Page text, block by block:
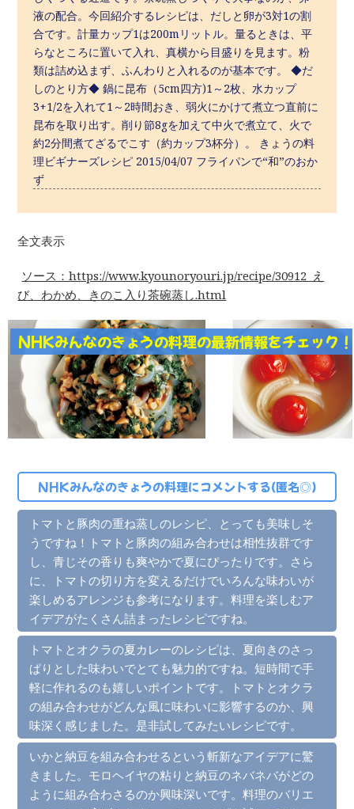
液の配合。今回紹介するレシピは、だしと卵が3対1の割
合です。計量カップ1は200mリットル。量るときは、平
らなところに置いて入れ、真横から目盛りを見ます。粉
類は詰め込まず、ふんわりと入れるのが基本です。 ◆だ
しのとり方◆ 鍋に昆布（5cm四方)1～2枚、水カップ
3+1/2を入れて1～2時間おき、弱火にかけて煮立つ直前に
昆布を取り出す。削り節8gを加えて中火で煮立て、火で
約2分間煮てざるでこす（約カップ3杯分）。 きょうの料
理ビギナーズレシピ 2015/04/07 フライパンで“和”のおか
ず
全文表示
ソース：https://www.kyounoryouri.jp/recipe/30912_え
び、わかめ、きのこ入り茶碗蒸し.html
NHKみんなのきょうの料理の最新情報をチェック
NHKみんなのきょうの料理にコメントする(匿名◎)
トマトと豚肉の重ね蒸しのレシピ、とっても美味しそ
うですね！トマトと豚肉の組み合わせは相性抜群です
し、青じその香りも爽やかで夏にぴったりです。さら
に、トマトの切り方を変えるだけでいろんな味わいが
楽しめるアレンジも参考になります。料理を楽しむア
イデアがたくさん詰まったレシピですね。
トマトとオクラの夏カレーのレシピは、夏向きのさっ
ぱりとした味わいでとても魅力的ですね。短時間で手
軽に作れるのも嬉しいポイントです。トマトとオクラ
の組み合わせがどんな風に味わいに影響するのか、興
味深く感じました。是非試してみたいレシピです。
いかと納豆を組み合わせるという斬新なアイデアに驚
きました。モロヘイヤの粘りと納豆のネバネバがどの
ように組み合わさるのか興味深いです。料理のバリエ